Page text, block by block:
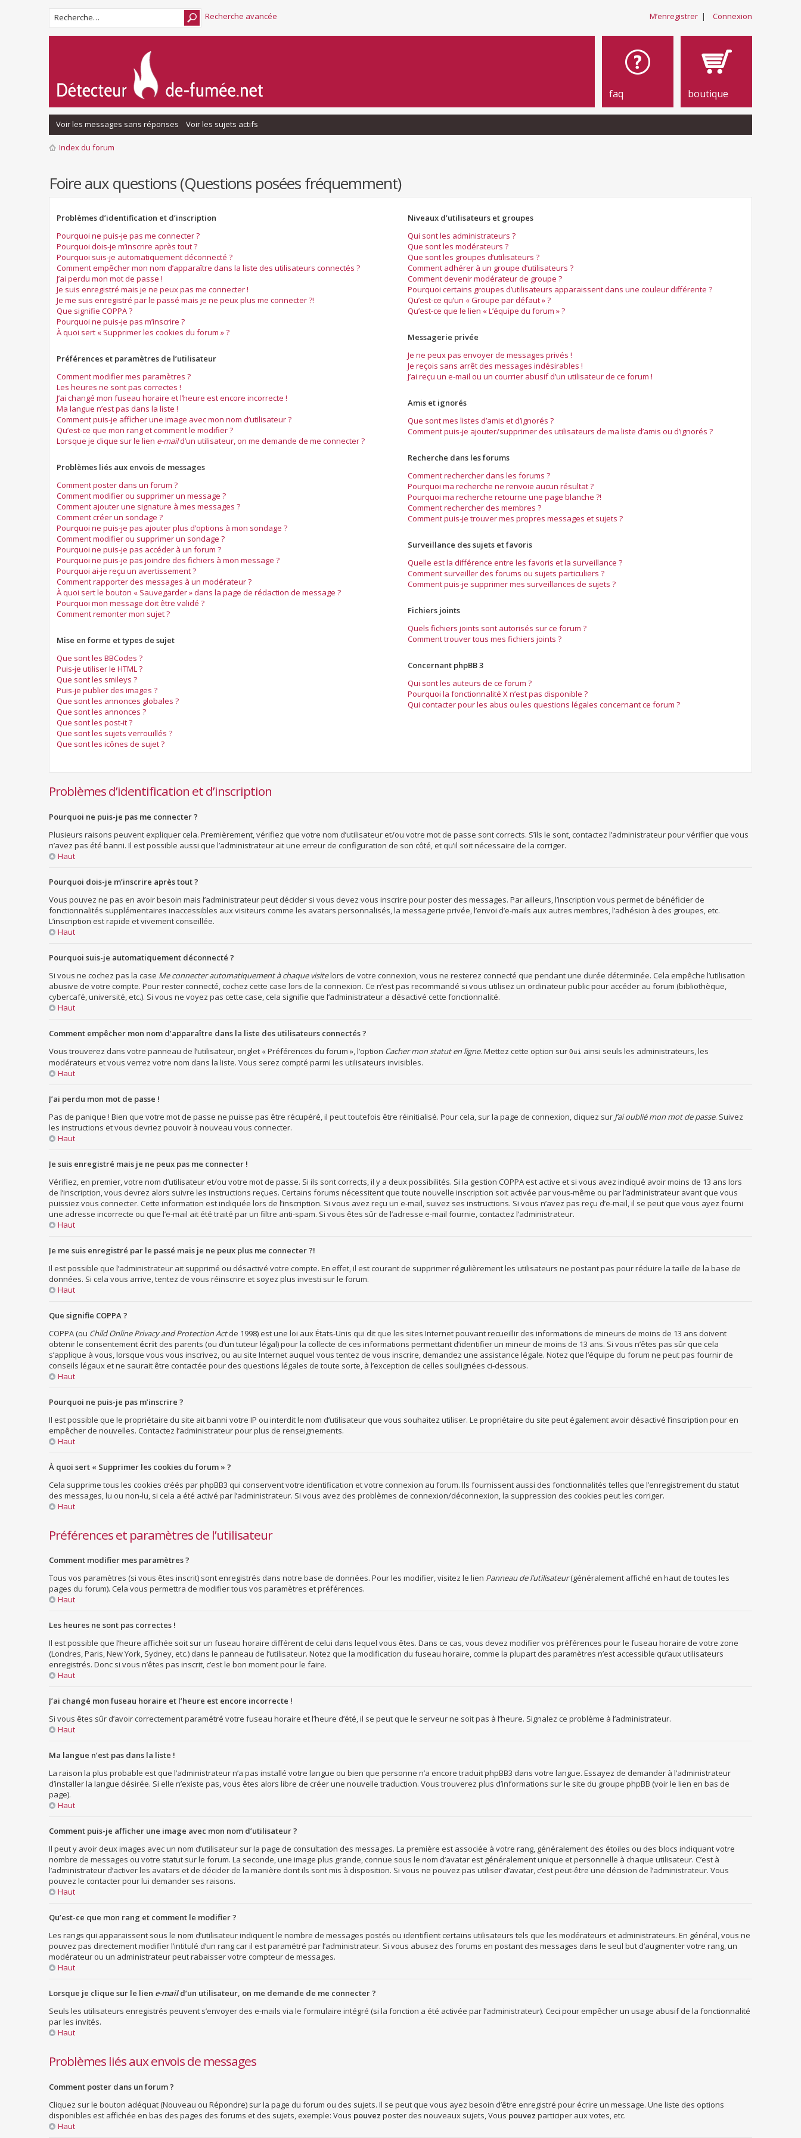
M’enregistrer | Connexion
Recherche avancée
faq boutique
Voir les messages sans réponses Voir les sujets actifs
Index du forum
Foire aux questions (Questions posées fréquemment)
Problèmes d’identification et d’inscription
Pourquoi ne puis-je pas me connecter ?
Pourquoi dois-je m’inscrire après tout ?
Pourquoi suis-je automatiquement déconnecté ?
Comment empêcher mon nom d’apparaître dans la liste des utilisateurs connectés ?
J’ai perdu mon mot de passe !
Je suis enregistré mais je ne peux pas me connecter !
Je me suis enregistré par le passé mais je ne peux plus me connecter ?!
Que signifie COPPA ?
Pourquoi ne puis-je pas m’inscrire ?
À quoi sert « Supprimer les cookies du forum » ?
Préférences et paramètres de l’utilisateur
Comment modifier mes paramètres ?
Les heures ne sont pas correctes !
J’ai changé mon fuseau horaire et l’heure est encore incorrecte !
Ma langue n’est pas dans la liste !
Comment puis-je afficher une image avec mon nom d’utilisateur ?
Qu’est-ce que mon rang et comment le modifier ?
Lorsque je clique sur le lien e-maild’un utilisateur, on me demande de me connecter ?
Problèmes liés aux envois de messages
Comment poster dans un forum ?
Comment modifier ou supprimer un message ?
Comment ajouter une signature à mes messages ?
Comment créer un sondage ?
Pourquoi ne puis-je pas ajouter plus d’options à mon sondage ?
Comment modifier ou supprimer un sondage ?
Pourquoi ne puis-je pas accéder à un forum ?
Pourquoi ne puis-je pas joindre des fichiers à mon message ?
Pourquoi ai-je reçu un avertissement ?
Comment rapporter des messages à un modérateur ?
À quoi sert le bouton « Sauvegarder » dans la page de rédaction de message ?
Pourquoi mon message doit être validé ?
Comment remonter mon sujet ?
Mise en forme et types de sujet
Que sont les BBCodes ?
Puis-je utiliser le HTML ?
Que sont les smileys ?
Puis-je publier des images ?
Que sont les annonces globales ?
Que sont les annonces ?
Que sont les post-it ?
Que sont les sujets verrouillés ?
Que sont les icônes de sujet ?
Niveaux d’utilisateurs et groupes
Qui sont les administrateurs ?
Que sont les modérateurs ?
Que sont les groupes d’utilisateurs ?
Comment adhérer à un groupe d’utilisateurs ?
Comment devenir modérateur de groupe ?
Pourquoi certains groupes d’utilisateurs apparaissent dans une couleur différente ?
Qu’est-ce qu’un « Groupe par défaut » ?
Qu’est-ce que le lien « L’équipe du forum » ?
Messagerie privée
Je ne peux pas envoyer de messages privés !
Je reçois sans arrêt des messages indésirables !
J’ai reçu un e-mail ou un courrier abusif d’un utilisateur de ce forum !
Amis et ignorés
Que sont mes listes d’amis et d’ignorés ?
Comment puis-je ajouter/supprimer des utilisateurs de ma liste d’amis ou d’ignorés ?
Recherche dans les forums
Comment rechercher dans les forums ?
Pourquoi ma recherche ne renvoie aucun résultat ?
Pourquoi ma recherche retourne une page blanche ?!
Comment rechercher des membres ?
Comment puis-je trouver mes propres messages et sujets ?
Surveillance des sujets et favoris
Quelle est la différence entre les favoris et la surveillance ?
Comment surveiller des forums ou sujets particuliers ?
Comment puis-je supprimer mes surveillances de sujets ?
Fichiers joints
Quels fichiers joints sont autorisés sur ce forum ?
Comment trouver tous mes fichiers joints ?
Concernant phpBB 3
Qui sont les auteurs de ce forum ?
Pourquoi la fonctionnalité X n’est pas disponible ?
Qui contacter pour les abus ou les questions légales concernant ce forum ?
Problèmes d’identification et d’inscription
Pourquoi ne puis-je pas me connecter ?
Plusieurs raisons peuvent expliquer cela. Premièrement, vérifiez que votre nom d’utilisateur et/ou votre mot de passe sont corrects. S’ils le sont, contactez l’administrateur pour vérifier que vous
n’avez pas été banni. Il est possible aussi que l’administrateur ait une erreur de configuration de son côté, et qu’il soit nécessaire de la corriger.
Haut
Pourquoi dois-je m’inscrire après tout ?
Vous pouvez ne pas en avoir besoin mais l’administrateur peut décider si vous devez vous inscrire pour poster des messages. Par ailleurs, l’inscription vous permet de bénéficier de
fonctionnalités supplémentaires inaccessibles aux visiteurs comme les avatars personnalisés, la messagerie privée, l’envoi d’e-mails aux autres membres, l’adhésion à des groupes, etc.
L’inscription est rapide et vivement conseillée.
Haut
Pourquoi suis-je automatiquement déconnecté ?
Si vous ne cochez pas la case Me connecter automatiquement à chaque visitelors de votre connexion, vous ne resterez connecté que pendant une durée déterminée. Cela empêche l’utilisation
abusive de votre compte. Pour rester connecté, cochez cette case lors de la connexion. Ce n’est pas recommandé si vous utilisez un ordinateur public pour accéder au forum (bibliothèque,
cybercafé, université, etc.). Si vous ne voyez pas cette case, cela signifie que l’administrateur a désactivé cette fonctionnalité.
Haut
Comment empêcher mon nom d’apparaître dans la liste des utilisateurs connectés ?
Vous trouverez dans votre panneau de l’utilisateur, onglet « Préférences du forum », l’option Cacher mon statut en ligne. Mettez cette option sur Oui ainsi seuls les administrateurs, les
modérateurs et vous verrez votre nom dans la liste. Vous serez compté parmi les utilisateurs invisibles.
Haut
J’ai perdu mon mot de passe !
Pas de panique ! Bien que votre mot de passe ne puisse pas être récupéré, il peut toutefois être réinitialisé. Pour cela, sur la page de connexion, cliquez sur J’ai oublié mon mot de passe. Suivez
les instructions et vous devriez pouvoir à nouveau vous connecter.
Haut
Je suis enregistré mais je ne peux pas me connecter !
Vérifiez, en premier, votre nom d’utilisateur et/ou votre mot de passe. Si ils sont corrects, il y a deux possibilités. Si la gestion COPPA est active et si vous avez indiqué avoir moins de 13 ans lors
de l’inscription, vous devrez alors suivre les instructions reçues. Certains forums nécessitent que toute nouvelle inscription soit activée par vous-même ou par l’administrateur avant que vous
puissiez vous connecter. Cette information est indiquée lors de l’inscription. Si vous avez reçu un e-mail, suivez ses instructions. Si vous n’avez pas reçu d’e-mail, il se peut que vous ayez fourni
une adresse incorrecte ou que l’e-mail ait été traité par un filtre anti-spam. Si vous êtes sûr de l’adresse e-mail fournie, contactez l’administrateur.
Haut
Je me suis enregistré par le passé mais je ne peux plus me connecter ?!
Il est possible que l’administrateur ait supprimé ou désactivé votre compte. En effet, il est courant de supprimer régulièrement les utilisateurs ne postant pas pour réduire la taille de la base de
données. Si cela vous arrive, tentez de vous réinscrire et soyez plus investi sur le forum.
Haut
Que signifie COPPA ?
COPPA (ou Child Online Privacy and Protection Actde 1998) est une loi aux États-Unis qui dit que les sites Internet pouvant recueillir des informations de mineurs de moins de 13 ans doivent
obtenir le consentement écrit des parents (ou d’un tuteur légal) pour la collecte de ces informations permettant d’identifier un mineur de moins de 13 ans. Si vous n’êtes pas sûr que cela
s’applique à vous, lorsque vous vous inscrivez, ou au site Internet auquel vous tentez de vous inscrire, demandez une assistance légale. Notez que l’équipe du forum ne peut pas fournir de
conseils légaux et ne saurait être contactée pour des questions légales de toute sorte, à l’exception de celles soulignées ci-dessous.
Haut
Pourquoi ne puis-je pas m’inscrire ?
Il est possible que le propriétaire du site ait banni votre IP ou interdit le nom d’utilisateur que vous souhaitez utiliser. Le propriétaire du site peut également avoir désactivé l’inscription pour en
empêcher de nouvelles. Contactez l’administrateur pour plus de renseignements.
Haut
À quoi sert « Supprimer les cookies du forum » ?
Cela supprime tous les cookies créés par phpBB3 qui conservent votre identification et votre connexion au forum. Ils fournissent aussi des fonctionnalités telles que l’enregistrement du statut
des messages, lu ou non-lu, si cela a été activé par l’administrateur. Si vous avez des problèmes de connexion/déconnexion, la suppression des cookies peut les corriger.
Haut
Préférences et paramètres de l’utilisateur
Comment modifier mes paramètres ?
Tous vos paramètres (si vous êtes inscrit) sont enregistrés dans notre base de données. Pour les modifier, visitez le lien Panneau de l’utilisateur(généralement affiché en haut de toutes les
pages du forum). Cela vous permettra de modifier tous vos paramètres et préférences.
Haut
Les heures ne sont pas correctes !
Il est possible que l’heure affichée soit sur un fuseau horaire différent de celui dans lequel vous êtes. Dans ce cas, vous devez modifier vos préférences pour le fuseau horaire de votre zone
(Londres, Paris, New York, Sydney, etc.) dans le panneau de l’utilisateur. Notez que la modification du fuseau horaire, comme la plupart des paramètres n’est accessible qu’aux utilisateurs
enregistrés. Donc si vous n’êtes pas inscrit, c’est le bon moment pour le faire.
Haut
J’ai changé mon fuseau horaire et l’heure est encore incorrecte !
Si vous êtes sûr d’avoir correctement paramétré votre fuseau horaire et l’heure d’été, il se peut que le serveur ne soit pas à l’heure. Signalez ce problème à l’administrateur.
Haut
Ma langue n’est pas dans la liste !
La raison la plus probable est que l’administrateur n’a pas installé votre langue ou bien que personne n’a encore traduit phpBB3 dans votre langue. Essayez de demander à l’administrateur
d’installer la langue désirée. Si elle n’existe pas, vous êtes alors libre de créer une nouvelle traduction. Vous trouverez plus d’informations sur le site du groupe phpBB (voir le lien en bas de
page).
Haut
Comment puis-je afficher une image avec mon nom d’utilisateur ?
Il peut y avoir deux images avec un nom d’utilisateur sur la page de consultation des messages. La première est associée à votre rang, généralement des étoiles ou des blocs indiquant votre
nombre de messages ou votre statut sur le forum. La seconde, une image plus grande, connue sous le nom d’avatar est généralement unique et personnelle à chaque utilisateur. C’est à
l’administrateur d’activer les avatars et de décider de la manière dont ils sont mis à disposition. Si vous ne pouvez pas utiliser d’avatar, c’est peut-être une décision de l’administrateur. Vous
pouvez le contacter pour lui demander ses raisons.
Haut
Qu’est-ce que mon rang et comment le modifier ?
Les rangs qui apparaissent sous le nom d’utilisateur indiquent le nombre de messages postés ou identifient certains utilisateurs tels que les modérateurs et administrateurs. En général, vous ne
pouvez pas directement modifier l’intitulé d’un rang car il est paramétré par l’administrateur. Si vous abusez des forums en postant des messages dans le seul but d’augmenter votre rang, un
modérateur ou un administrateur peut rabaisser votre compteur de messages.
Haut
Lorsque je clique sur le lien e-maild’un utilisateur, on me demande de me connecter ?
Seuls les utilisateurs enregistrés peuvent s’envoyer des e-mails via le formulaire intégré (si la fonction a été activée par l’administrateur). Ceci pour empêcher un usage abusif de la fonctionnalité
par les invités.
Haut
Problèmes liés aux envois de messages
Comment poster dans un forum ?
Cliquez sur le bouton adéquat (Nouveau ou Répondre) sur la page du forum ou des sujets. Il se peut que vous ayez besoin d’être enregistré pour écrire un message. Une liste des options
disponibles est affichée en bas des pages des forums et des sujets, exemple: Vous pouvez poster des nouveaux sujets, Vous pouvez participer aux votes, etc.
Haut